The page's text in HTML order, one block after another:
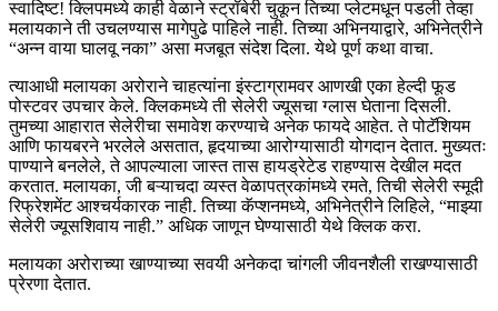
स्वादिष्ट! क्लिपमध्ये काही वेळाने स्ट्रॉबेरी चुकून तिच्या प्लेटमधून पडली तेव्हा
मलायकाने ती उचलण्यास मागेपुढे पाहिले नाही. तिच्या अभिनयाद्वारे, अभिनेत्रीने
“अन्न वाया घालवू नका” असा मजबूत संदेश दिला. येथे पूर्ण कथा वाचा.
त्याआधी मलायका अरोराने चाहत्यांना इंस्टाग्रामवर आणखी एका हेल्दी फूड
पोस्टवर उपचार केले. क्लिकमध्ये ती सेलेरी ज्यूसचा ग्लास घेताना दिसली.
तुमच्या आहारात सेलेरीचा समावेश करण्याचे अनेक फायदे आहेत. ते पोटॅशियम
आणि फायबरने भरलेले असतात, हृदयाच्या आरोग्यासाठी योगदान देतात. मुख्यतः
पाण्याने बनलेले, ते आपल्याला जास्त तास हायड्रेटेड राहण्यास देखील मदत
करतात. मलायका, जी बऱ्याचदा व्यस्त वेळापत्रकांमध्ये रमते, तिची सेलेरी स्मूदी
रिफ्रेशमेंट आश्चर्यकारक नाही. तिच्या कॅप्शनमध्ये, अभिनेत्रीने लिहिले, “माझ्या
सेलेरी ज्यूसशिवाय नाही.” अधिक जाणून घेण्यासाठी येथे क्लिक करा.
मलायका अरोराच्या खाण्याच्या सवयी अनेकदा चांगली जीवनशैली राखण्यासाठी
प्रेरणा देतात.